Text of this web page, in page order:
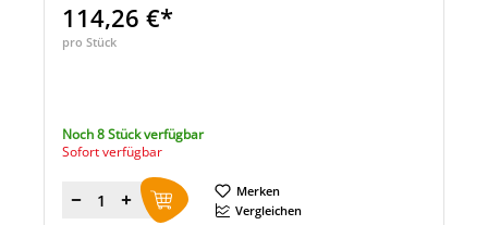
114,26 €*
pro Stück
Noch 8 Stück verfügbar
Sofort verfügbar
Menge
Merken
Vergleichen